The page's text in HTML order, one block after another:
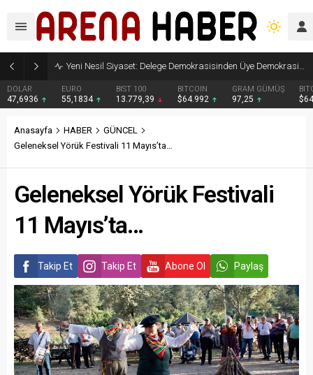
Yeni Nesil Siyaset: Delege Demokrasisinden Üye Demokrasisine
DOLAR
47,6936
EURO
55,1834
BIST 100
13.779,39
BITCOIN
$64.992
GRAM GÜMÜŞ
97,25
Anasayfa HABER
GÜNCEL
Geleneksel Yörük Festivali 11 Mayıs’ta…
Geleneksel Yörük Festivali
11 Mayıs’ta…
Takip Et Takip Et Abone Ol Paylaş